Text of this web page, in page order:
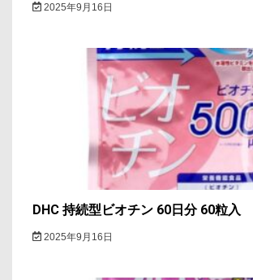
2025年9月16日
DHC 持続型ビオチン 60日分 60粒入
2025年9月16日